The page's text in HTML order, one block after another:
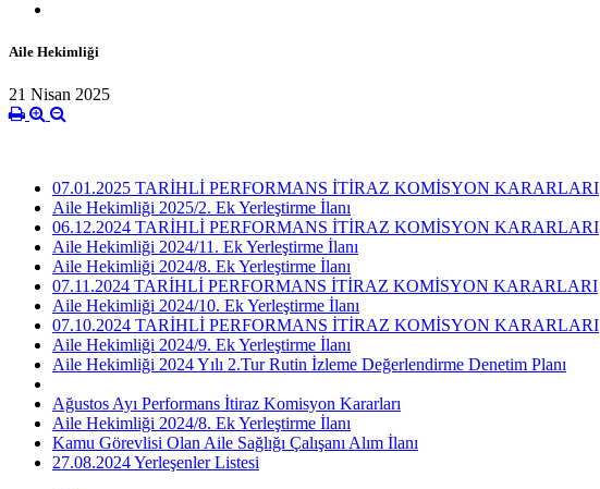
Aile Hekimliği
21 Nisan 2025
07.01.2025 TARİHLİ PERFORMANS İTİRAZ KOMİSYON KARARLARI
Aile Hekimliği 2025/2. Ek Yerleştirme İlanı
06.12.2024 TARİHLİ PERFORMANS İTİRAZ KOMİSYON KARARLARI
Aile Hekimliği 2024/11. Ek Yerleştirme İlanı
Aile Hekimliği 2024/8. Ek Yerleştirme İlanı
07.11.2024 TARİHLİ PERFORMANS İTİRAZ KOMİSYON KARARLARI
Aile Hekimliği 2024/10. Ek Yerleştirme İlanı
07.10.2024 TARİHLİ PERFORMANS İTİRAZ KOMİSYON KARARLARI
Aile Hekimliği 2024/9. Ek Yerleştirme İlanı
Aile Hekimliği 2024 Yılı 2.Tur Rutin İzleme Değerlendirme Denetim Planı
Ağustos Ayı Performans İtiraz Komisyon Kararları
Aile Hekimliği 2024/8. Ek Yerleştirme İlanı
Kamu Görevlisi Olan Aile Sağlığı Çalışanı Alım İlanı
27.08.2024 Yerleşenler Listesi